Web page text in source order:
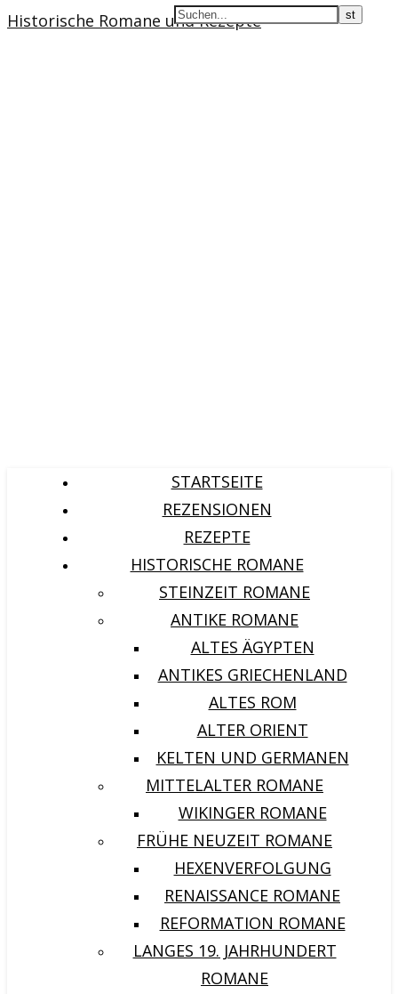
Historische Romane und Rezepte
STARTSEITE
REZENSIONEN
REZEPTE
HISTORISCHE ROMANE
STEINZEIT ROMANE
ANTIKE ROMANE
ALTES ÄGYPTEN
ANTIKES GRIECHENLAND
ALTES ROM
ALTER ORIENT
KELTEN UND GERMANEN
MITTELALTER ROMANE
WIKINGER ROMANE
FRÜHE NEUZEIT ROMANE
HEXENVERFOLGUNG
RENAISSANCE ROMANE
REFORMATION ROMANE
LANGES 19. JAHRHUNDERT
ROMANE